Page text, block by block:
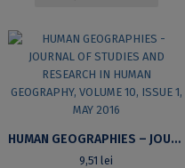
HUMAN GEOGRAPHIES – JOURNAL OF STUDIES AND RESEARCH IN HUMAN GEOGRAPHY, VOLUME 10, ISSUE 1, MAY 2016
9,51lei